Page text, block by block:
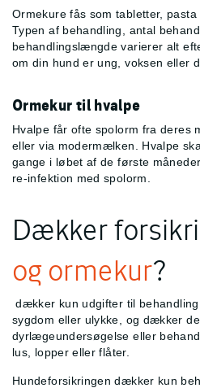
Ormekure fås som tabletter,
Typen af behandling, antal
behandlingslængde varierer alt
om din hund er ung, voksen eller
Ormekur til hvalpe
Hvalpe får ofte spolorm fra deres
eller via modermælken. Hvalpe
gange i løbet af de første
re-infektion med spolorm.
Dækker
og ormekur?
dækker kun udgifter til
sygdom eller ulykke, og dækker
dyrlægeundersøgelse eller
lus, lopper eller flåter.
Hundeforsikringen dækker kun